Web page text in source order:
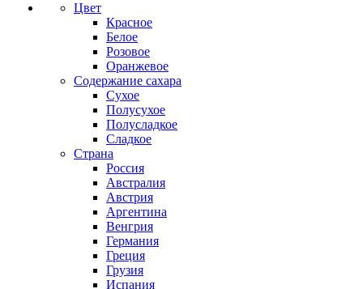
Цвет
Красное
Белое
Розовое
Оранжевое
Содержание сахара
Сухое
Полусухое
Полусладкое
Сладкое
Страна
Россия
Австралия
Австрия
Аргентина
Венгрия
Германия
Греция
Грузия
Испания